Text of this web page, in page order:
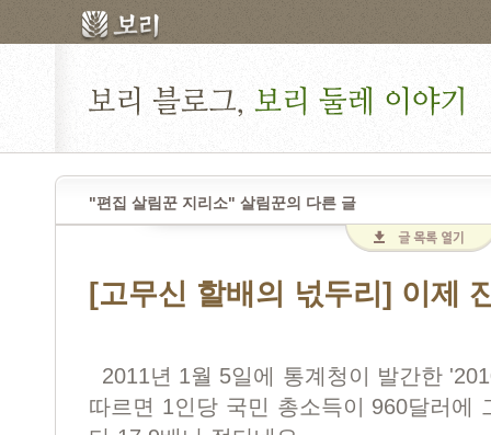
"편집 살림꾼 지리소" 살림꾼의 다른 글
[고무신 할배의 넋두리] 이제
2011년 1월 5일에 통계청이 발간한
따르면 1인당 국민 총소득이 960달러에